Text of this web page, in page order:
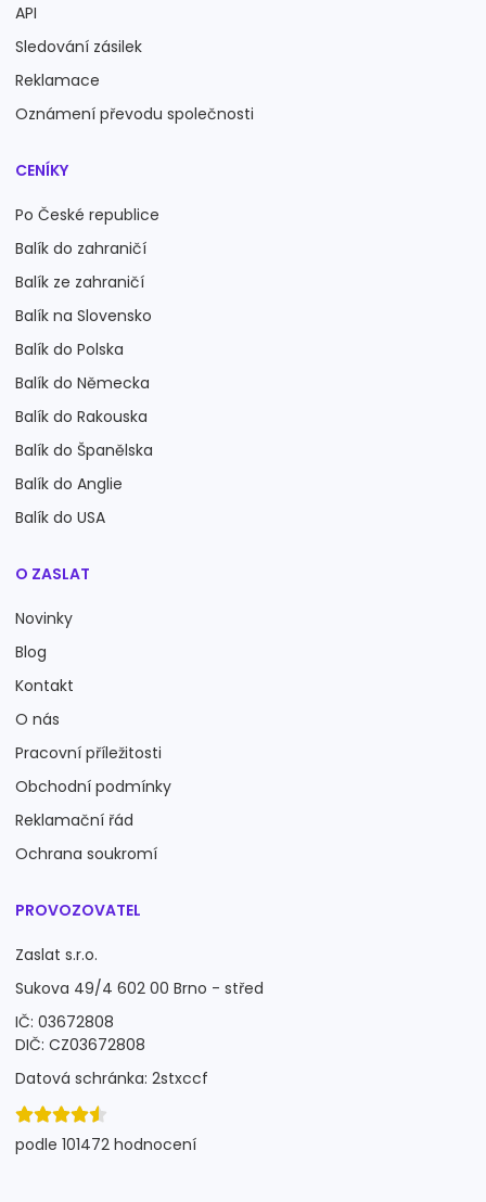
API
Sledování zásilek
Reklamace
Oznámení převodu společnosti
CENÍKY
Po České republice
Balík do zahraničí
Balík ze zahraničí
Balík na Slovensko
Balík do Polska
Balík do Německa
Balík do Rakouska
Balík do Španělska
Balík do Anglie
Balík do USA
O ZASLAT
Novinky
Blog
Kontakt
O nás
Pracovní příležitosti
Obchodní podmínky
Reklamační řád
Ochrana soukromí
PROVOZOVATEL
Zaslat s.r.o.
Sukova 49/4 602 00 Brno - střed
IČ: 03672808
DIČ: CZ03672808
Datová schránka: 2stxccf
podle 101472 hodnocení